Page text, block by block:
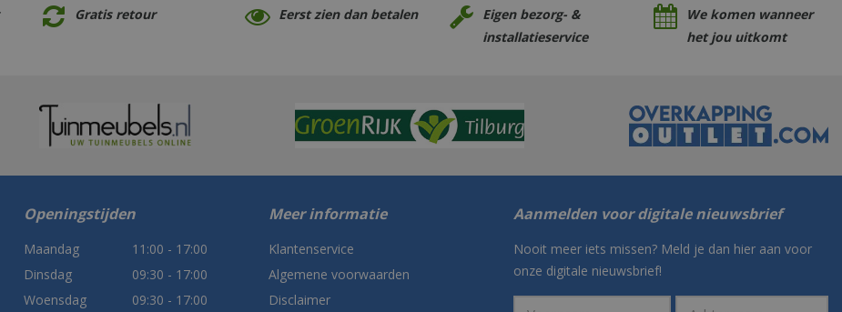
Gratis retour Eerst zien dan betalen
Eigen bezorg- &
installatieservice
We komen wanneer
het jou uitkomt
Openingstijden
Maandag
11:00 - 17:00
Dinsdag
09:30 - 17:00
Woensdag
09:30 - 17:00
Meer informatie
Klantenservice
Algemene voorwaarden
Disclaimer
Aanmelden voor digitale nieuwsbrief
Nooit meer iets missen? Meld je dan hier aan voor
onze digitale nieuwsbrief!